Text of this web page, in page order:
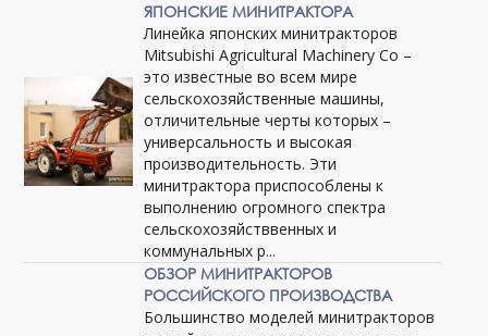
ЯПОНСКИЕ МИНИТРАКТОРА
Линейка японских минитракторов
Mitsubishi Agricultural Machinery Co –
это известные во всем мире
сельскохозяйственные машины,
отличительные черты которых –
универсальность и высокая
производительность. Эти
минитрактора приспособлены к
выполнению огромного спектра
сельскохозяйстввенных и
коммунальных р...
ОБЗОР МИНИТРАКТОРОВ
РОССИЙСКОГО ПРОИЗВОДСТВА
Большинство моделей минитракторов